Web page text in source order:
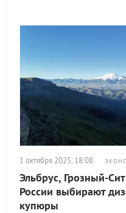
1 октября 2025, 18:08
Эльбрус, Грозный-
России выбирают
купюры